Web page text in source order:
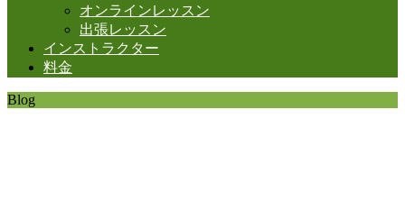
オンラインレッスン
出張レッスン
インストラクター
料金
Blog